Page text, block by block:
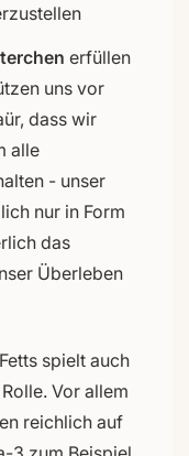
erfüllen
uns vor
dass wir
alle
- unser
nur in Form
das
Überleben
spielt auch
Vor allem
reichlich auf